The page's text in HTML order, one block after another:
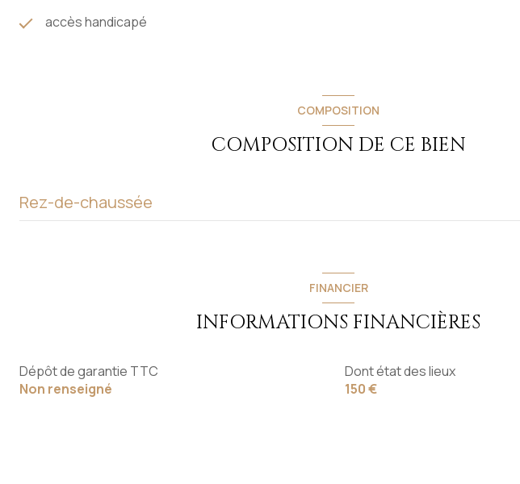
accès handicapé
COMPOSITION
COMPOSITION DE CE BIEN
Rez-de-chaussée
entrée
FINANCIER
INFORMATIONS FINANCIÈRES
Dont état des lieux
150 €
Dépôt de garantie TTC
Non renseigné